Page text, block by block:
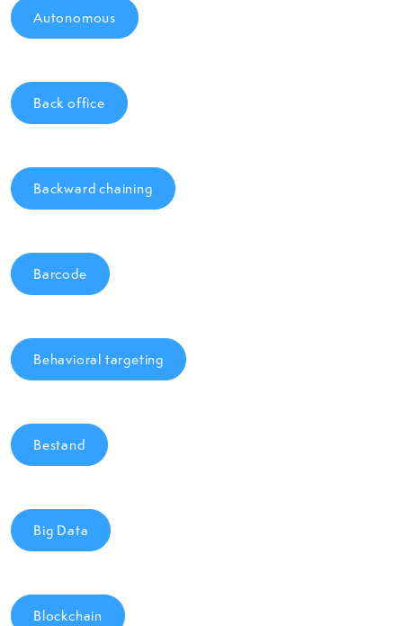
Autonomous
Back office
Backward chaining
Barcode
Behavioral targeting
Bestand
Big Data
Blockchain